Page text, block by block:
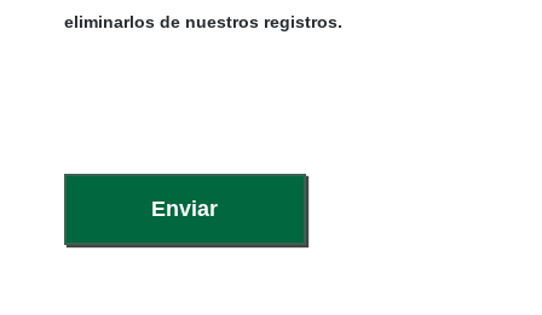
eliminarlos de nuestros registros.